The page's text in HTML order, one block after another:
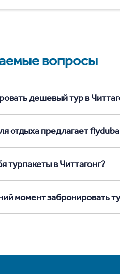
вопросы
дешевый тур в
отдыха предлагает
турпакеты в Читтагонг?
момент забронировать